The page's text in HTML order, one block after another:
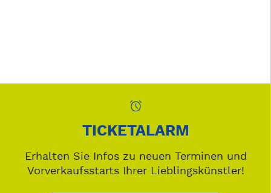
TICKETALARM
Erhalten Sie Infos zu neuen Terminen und
Vorverkaufsstarts Ihrer Lieblingskünstler!